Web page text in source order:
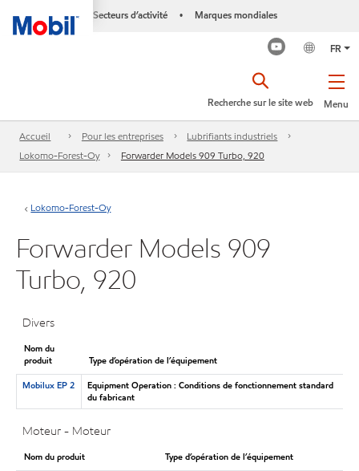
Secteurs d’activité • Marques mondiales
FR
Menu
Recherche sur le site web
Accueil Pour les entreprises
Lubrifiants industriels
Lokomo-Forest-Oy
Forwarder Models 909 Turbo, 920
Lokomo-Forest-Oy
Forwarder Models 909
Turbo, 920
Divers
Nom du
produit
Type d’opération de l’équipement
Mobilux EP 2
Equipment Operation : Conditions de fonctionnement standard
du fabricant
Moteur - Moteur
Nom du produit
Type d’opération de l’équipement